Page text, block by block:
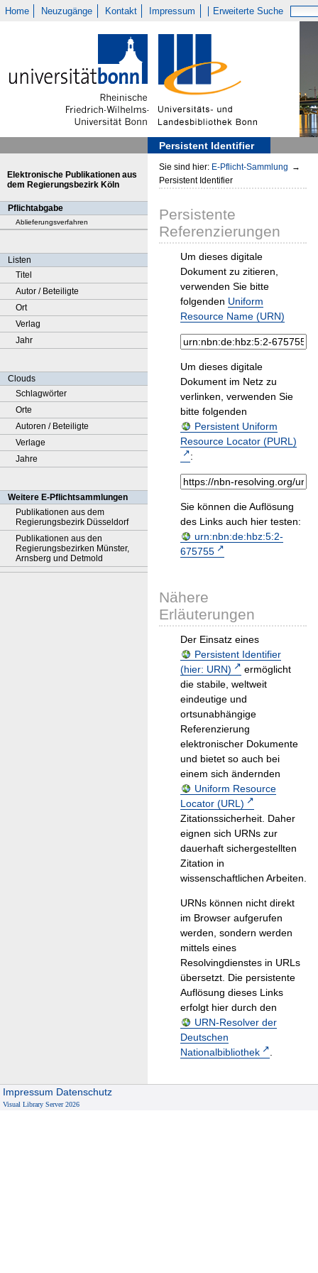
Home Neuzugänge Kontakt Impressum Erweiterte Suche
Persistent Identifier
Elektronische Publikationen aus
dem Regierungsbezirk Köln
Pflichtabgabe
Ablieferungsverfahren
Listen
Titel
Autor / Beteiligte
Ort
Verlag
Jahr
Clouds
Schlagwörter
Orte
Autoren / Beteiligte
Verlage
Jahre
Weitere E-Pflichtsammlungen
Publikationen aus dem
Regierungsbezirk Düsseldorf
Publikationen aus den
Regierungsbezirken Münster,
Arnsberg und Detmold
Sie sind hier: E-Pflicht-Sammlung →
Persistent Identifier
Persistente
Referenzierungen
Um dieses digitale
Dokument zu zitieren,
verwenden Sie bitte
folgenden Uniform
Resource Name (URN)
Um dieses digitale
Dokument im Netz zu
verlinken, verwenden Sie
bitte folgenden
Persistent Uniform
Resource Locator (PURL)
:
Sie können die Auflösung
des Links auch hier testen:
urn:nbn:de:hbz:5:2-
675755
Nähere
Erläuterungen
Der Einsatz eines
Persistent Identifier
(hier: URN)
ermöglicht
die stabile, weltweit
eindeutige und
ortsunabhängige
Referenzierung
elektronischer Dokumente
und bietet so auch bei
einem sich ändernden
Uniform Resource
Locator (URL)
Zitationssicherheit. Daher
eignen sich URNs zur
dauerhaft sichergestellten
Zitation in
wissenschaftlichen Arbeiten.
URNs können nicht direkt
im Browser aufgerufen
werden, sondern werden
mittels eines
Resolvingdienstes in URLs
übersetzt. Die persistente
Auflösung dieses Links
erfolgt hier durch den
URN-Resolver der
Deutschen
Nationalbibliothek
.
Impressum Datenschutz
Visual Library Server 2026